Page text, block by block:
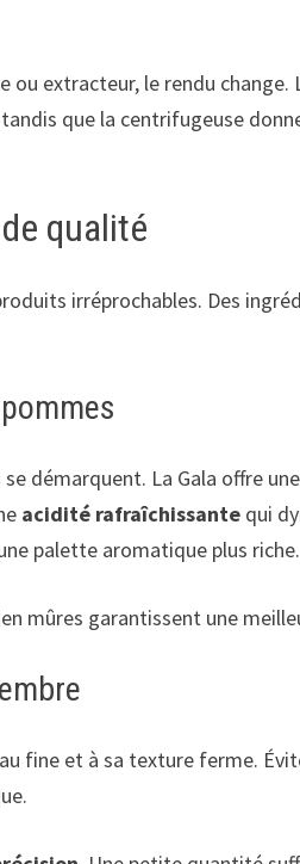
extracteur, le rendu change.
que la centrifugeuse
qualité
irréprochables. Des
démarquent. La Gala offre
acidité rafraîchissante qui
palette aromatique plus riche.
mûres garantissent une
fine et à sa texture ferme.